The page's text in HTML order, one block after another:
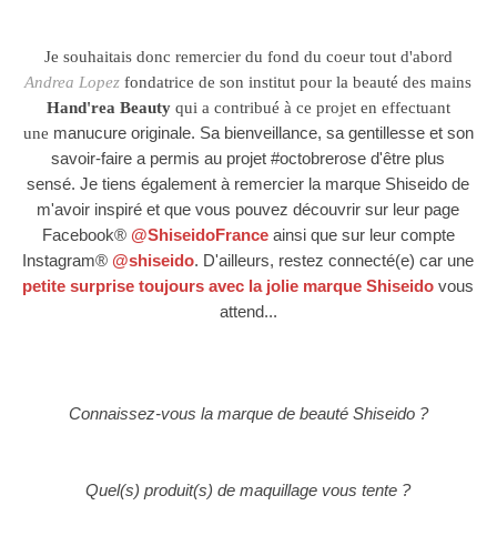
Je souhaitais donc remercier du fond du coeur tout d'abord
Andrea Lopez fondatrice de son institut pour la beauté des mains
Hand'rea Beautyqui a contribué à ce projet en effectuant
une manucure originale. Sa bienveillance, sa gentillesse et son
savoir-faire a permis au projet #octobrerose d'être plus
sensé.Je tiens également à remercier la marque Shiseido de
m'avoir inspiré et que vous pouvez découvrir sur leur page
Facebook® @ShiseidoFranceainsi que sur leur compte
Instagram® @shiseido. D'ailleurs, restez connecté(e) car une
petite surprise toujours avec la jolie marque Shiseido vous
attend...
Connaissez-vous la marque de beauté Shiseido ?
Quel(s) produit(s) de maquillage vous tente ?